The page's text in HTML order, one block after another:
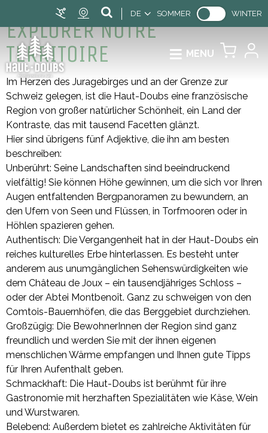
DE SOMMER WINTER
MENU
EXPLORER NOTRE
TERRITOIRE
Im Herzen des Juragebirges und an der Grenze zur
Schweiz gelegen, ist die Haut-Doubs eine französische
Region von großer natürlicher Schönheit, ein Land der
Kontraste, das mit tausend Facetten glänzt.
Hier sind übrigens fünf Adjektive, die ihn am besten
beschreiben:
Unberührt: Seine Landschaften sind beeindruckend
vielfältig! Sie können Höhe gewinnen, um die sich vor Ihren
Augen entfaltenden Bergpanoramen zu bewundern, an
den Ufern von Seen und Flüssen, in Torfmooren oder in
Höhlen spazieren gehen.
Authentisch: Die Vergangenheit hat in der Haut-Doubs ein
reiches kulturelles Erbe hinterlassen. Es besteht unter
anderem aus unumgänglichen Sehenswürdigkeiten wie
dem Château de Joux – ein tausendjähriges Schloss –
oder der Abtei Montbenoît. Ganz zu schweigen von den
Comtois-Bauernhöfen, die das Berggebiet durchziehen.
Großzügig: Die BewohnerInnen der Region sind ganz
freundlich und werden Sie mit der ihnen eigenen
menschlichen Wärme empfangen und Ihnen gute Tipps
für Ihren Aufenthalt geben.
Schmackhaft: Die Haut-Doubs ist berühmt für ihre
Gastronomie mit herzhaften Spezialitäten wie Käse, Wein
und Wurstwaren.
Belebend: Außerdem bietet es zahlreiche Aktivitäten für